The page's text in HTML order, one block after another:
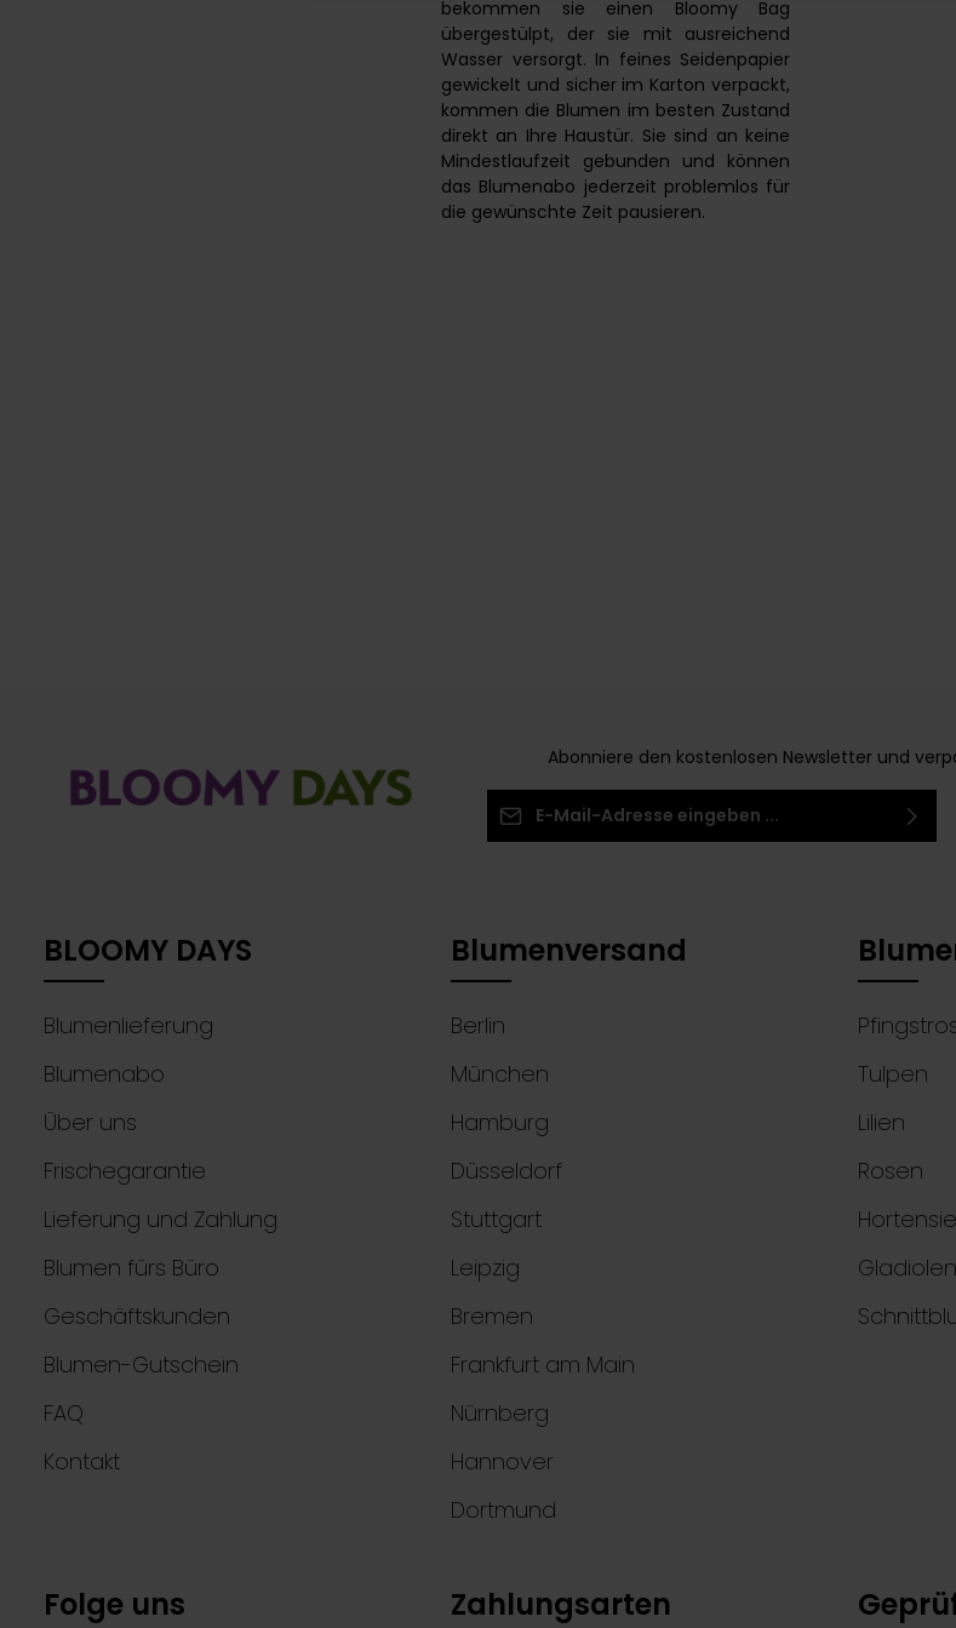
bekommen sie einen Bloomy Bag
übergestülpt, der sie mit ausreichend
Wasser versorgt. In feines Seidenpapier
gewickelt und sicher im Karton verpackt,
kommen die Blumen im besten Zustand
direkt an Ihre Haustür. Sie sind an keine
Mindestlaufzeit gebunden und können
das Blumenabo jederzeit problemlos für
die gewünschte Zeit pausieren.
Abonniere den kostenlosen Newsletter und
BLOOMY DAYS
Blumenlieferung
Blumenabo
Über uns
Frischegarantie
Lieferung und Zahlung
Blumen fürs Büro
Geschäftskunden
Blumen-Gutschein
FAQ
Kontakt
Blumenversand
Berlin
München
Hamburg
Düsseldorf
Stuttgart
Leipzig
Bremen
Frankfurt am Main
Nürnberg
Hannover
Dortmund
Tulpen
Lilien
Rosen
Gladiolen
Folge uns Zahlungsarten